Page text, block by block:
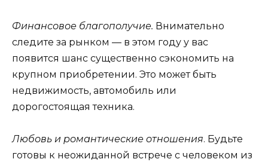
Финансовое благополучие. Внимательно
следите за рынком — в этом году у вас
появится шанс существенно сэкономить на
крупном приобретении. Это может быть
недвижимость, автомобиль или
дорогостоящая техника.
Любовь и романтические отношения. Будьте
готовы к неожиданной встрече с человеком из